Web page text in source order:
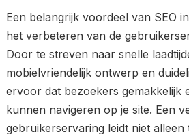
Een belangrijk voordeel van SEO
het verbeteren van de
Door te streven naar snelle
mobielvriendelijk ontwerp en
ervoor dat bezoekers gemakkelijk
kunnen navigeren op je site. Een
gebruikerservaring leidt niet alleen